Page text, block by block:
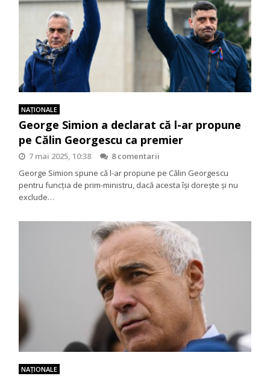
NAŢIONALE
George Simion a declarat că l-ar propune
pe Călin Georgescu ca premier
7 mai 2025, 10:38
8 comentarii
George Simion spune că l-ar propune pe Călin Georgescu
pentru funcția de prim-ministru, dacă acesta își dorește și nu
exclude…
NAŢIONALE